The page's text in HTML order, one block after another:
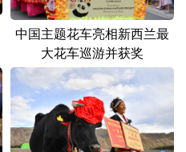
中国主题花车亮相新西兰最
大花车巡游并获奖